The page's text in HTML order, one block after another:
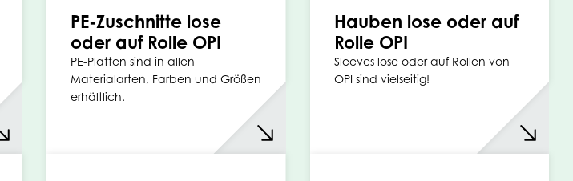
PE-Zuschnitte lose
oder auf Rolle OPI
PE-Platten sind in allen
Materialarten, Farben und Größen
erhältlich.
Hauben lose oder auf
Rolle OPI
Sleeves lose oder auf Rollen von
OPI sind vielseitig!